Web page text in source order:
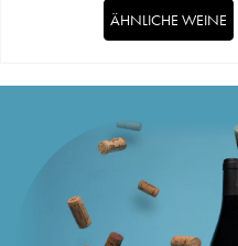
ÄHNLICHE WEINE